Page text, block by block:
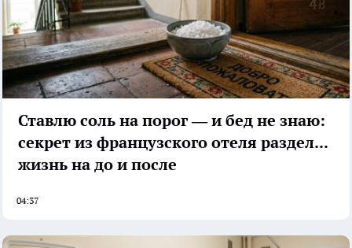
Ставлю соль на порог — и бед не знаю:
секрет из французского отеля разделил
жизнь на до и после
04:37